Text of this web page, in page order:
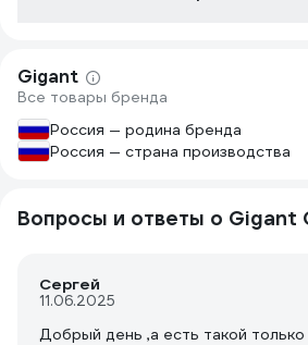
Gigant
Все товары бренда
Россия — родина бренда
Россия — страна производства
Вопросы и ответы о Gigant
Сергей
11.06.2025
Добрый день ,а есть такой